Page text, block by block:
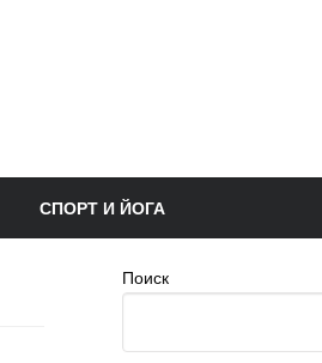
СПОРТ И ЙОГА
Поиск